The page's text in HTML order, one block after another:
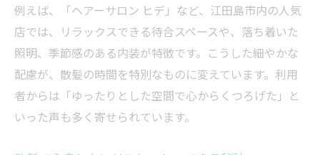
例えば、「ヘアーサロン ヒデ」など、江田島市内の人気
店では、リラックスできる待合スペースや、落ち着いた
照明、季節感のある内装が特徴です。こうした細やかな
配慮が、散髪の時間を特別なものに変えています。利用
者からは「ゆったりとした空間で心からくつろげた」と
いった声も多く寄せられています。